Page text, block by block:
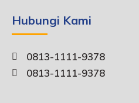
Hubungi Kami
0813-1111-9378
0813-1111-9378